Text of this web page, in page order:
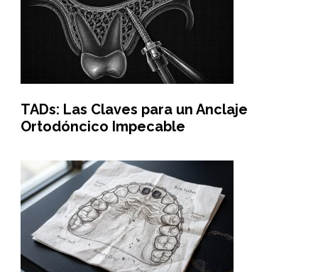
TADs: Las Claves para un Anclaje
Ortodóncico Impecable